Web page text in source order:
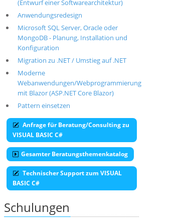
(Entwurf einer Softwarearchitektur)
Anwendungsredesign
Microsoft SQL Server, Oracle oder
MongoDB - Planung, Installation und
Konfiguration
Migration zu .NET / Umstieg auf .NET
Moderne
Webanwendungen/Webprogrammierung
mit Blazor (ASP.NET Core Blazor)
Pattern einsetzen
Anfrage für Beratung/Consulting zu
VISUAL BASIC C#
Gesamter Beratungsthemenkatalog
Technischer Support zum VISUAL
BASIC C#
Schulungen